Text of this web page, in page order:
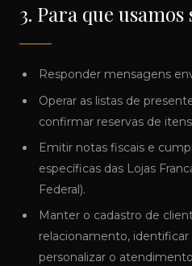
3. Para que usamos
Responder mensagens
Operar as listas de
confirmar reservas de
Emitir notas fiscais e
específicas das Lojas
Federal).
Manter o cadastro de
relacionamento,
personalizar o